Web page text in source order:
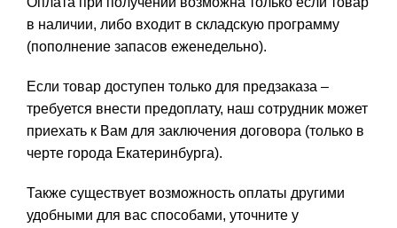
в наличии, либо входит в складскую программу
(пополнение запасов еженедельно).
Если товар доступен только для предзаказа –
требуется внести предоплату, наш сотрудник может
приехать к Вам для заключения договора (только в
черте города Екатеринбурга).
Также существует возможность оплаты другими
удобными для вас способами, уточните у